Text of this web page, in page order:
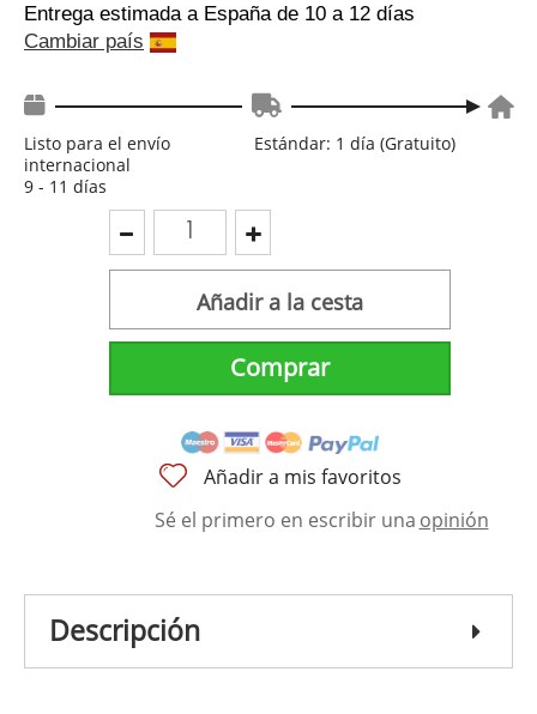
Entrega estimada a España de 10 a 12 días
Cambiar país
Listo para el envío
internacional
9 - 11 días
Estándar: 1 día (Gratuito)
Añadir a la cesta
Comprar
Añadir a mis favoritos
Sé el primero en escribir una opinión
Descripción